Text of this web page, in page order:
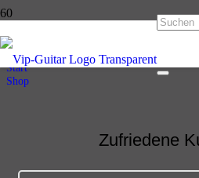
Shop
Start
Shop
Zufriedene